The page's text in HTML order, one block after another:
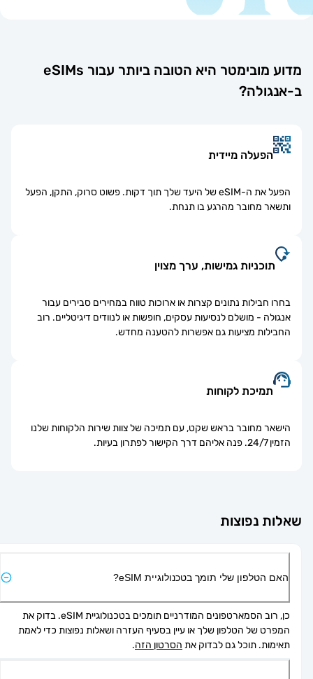
מדוע מובימטר היא הטובה ביותר עבור eSIMs
אנגולה?
הפעלה מיידית
הפעל את ה-eSIM של היעד שלך תוך דקות. פשוט סרוק, התקן, הפעל
ותשאר מחובר מהרגע בו תנחת.
תוכניות גמישות, ערך מצוין
בחרו חבילות נתונים קצרות או ארוכות טווח במחירים סבירים עבור
אנגולה - מושלם לנסיעות עסקים, חופשות או לנוודים דיגיטליים. רוב
החבילות מציעות גם אפשרות להטענה מחדש.
תמיכת לקוחות
הישאר מחובר בראש שקט, עם תמיכה של צוות שירות הלקוחות שלנו
הזמין 24/7. פנה אליהם דרך הקישור לפתרון בעיות.
נפוצות
האם הטלפון שלי תומך בטכנולוגיית eSIM?
כן, רוב הסמארטפונים המודרניים תומכים בטכנולוגיית eSIM. בדוק את
המפרט של הטלפון שלך או עיין בסעיף העזרה ושאלות נפוצות כדי לאמת
תאימות. תוכל גם לבדוק את הסרטון הזה.